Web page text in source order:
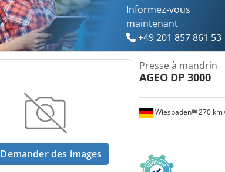
Informez-vous
maintenant
+49 201 857 861 53
Demander des images
Wiesbaden 270 km
Presse à mandrin
AGEO DP 3000